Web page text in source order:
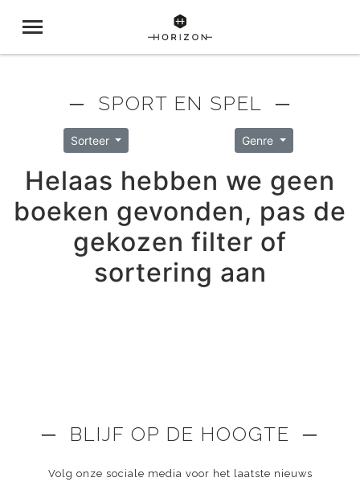
─ SPORT EN SPEL ─
Sorteer Genre
Helaas hebben we geen
boeken gevonden, pas de
gekozen filter of
sortering aan
─ BLIJF OP DE HOOGTE ─
Volg onze sociale media voor het laatste nieuws